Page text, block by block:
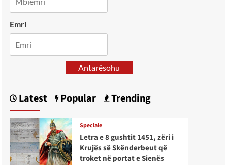
Emri
Antarësohu
Latest Popular Trending
Speciale
Letra e 8 gushtit 1451, zëri i
Krujës së Skënderbeut që
troket në portat e Sienës